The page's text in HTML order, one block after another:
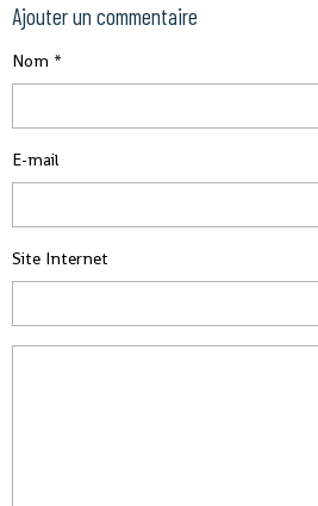
Ajouter un commentaire
Nom
E-mail
Site Internet